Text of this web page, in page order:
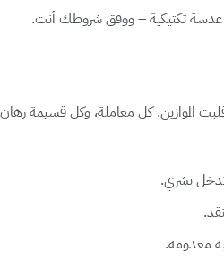
عدسة تكتيكية – ووفق شروطك أنت.
ينامون مطمئنين: البلوك تشين قلبت
تدخل بشري.
معدومة.